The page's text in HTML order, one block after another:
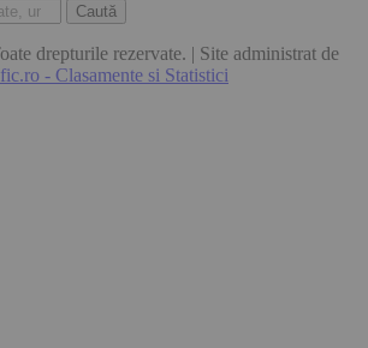
Caută
drepturile rezervate. | Site administrat de